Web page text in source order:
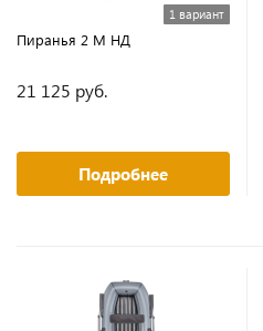
1 вариант
Пиранья 2 М НД
21 125 руб.
Подробнее